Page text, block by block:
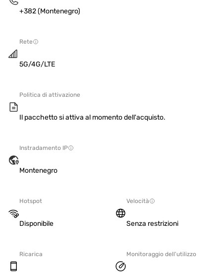
+382 (Montenegro)
Rete
5G/4G/LTE
Politica di attivazione
Il pacchetto si attiva al momento dell'acquisto.
Instradamento IP
Montenegro
Hotspot
Disponibile
Velocità
Senza restrizioni
Ricarica Monitoraggio dell'utilizzo